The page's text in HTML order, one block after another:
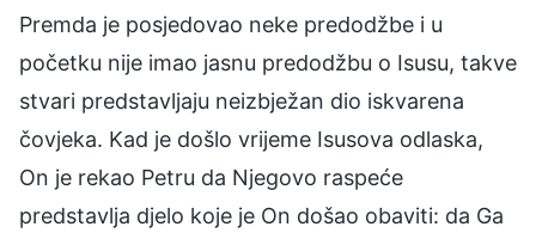
Premda je posjedovao neke predodžbe i u
početku nije imao jasnu predodžbu o Isusu, takve
stvari predstavljaju neizbježan dio iskvarena
čovjeka. Kad je došlo vrijeme Isusova odlaska,
On je rekao Petru da Njegovo raspeće
predstavlja djelo koje je On došao obaviti: da Ga